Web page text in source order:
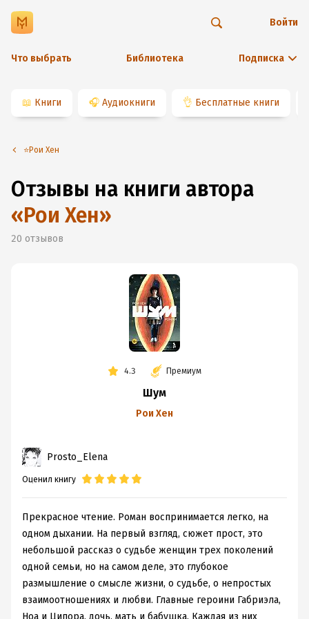
Что выбрать Библиотека Подписка
Войти
📖 Книги 🎧 Аудиокниги 👌 Бесплатные книги
⭐️Рои Хен
Отзывы на книги автора
«Рои Хен»
20 отзывов
4.3 Премиум
Шум
Рои Хен
Prosto_Elena
Оценил книгу
Прекрасное чтение. Роман воспринимается легко, на
одном дыхании. На первый взгляд, сюжет прост, это
небольшой рассказ о судьбе женщин трех поколений
одной семьи, но на самом деле, это глубокое
размышление о смысле жизни, о судьбе, о непростых
взаимоотношениях и любви. Главные героини Габриэла,
Ноа и Ципора, дочь, мать и бабушка. Каждая из них